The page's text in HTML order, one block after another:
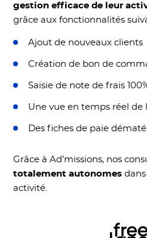
gestion efficace de leur
grâce aux fonctionnalités
Ajout de nouveaux clients
Création de bon de
Saisie de note de frais
Une vue en temps réel de
Des fiches de paie
Grâce à Ad’missions, nos
totalement autonomes
activité.